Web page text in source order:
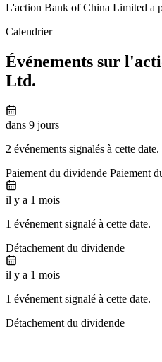
L'action Bank of China Limited a
Calendrier
Événements sur
Ltd.
dans 9 jours
2 événements signalés à cette date.
Paiement du dividende Paiement
il y a 1 mois
1 événement signalé à cette date.
Détachement du dividende
il y a 1 mois
1 événement signalé à cette date.
Détachement du dividende